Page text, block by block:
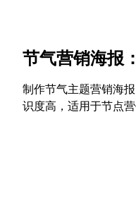
节气营销海报
制作节气主题营销海
识度高，适用于节点